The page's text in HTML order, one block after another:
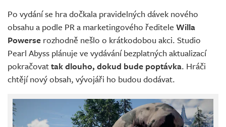
Po vydání se hra dočkala pravidelných dávek nového
obsahu a podle PR a marketingového ředitele Willa
Powerse rozhodně nešlo o krátkodobou akci. Studio
Pearl Abyss plánuje ve vydávání bezplatných aktualizací
pokračovattak dlouho, dokud bude poptávka. Hráči
chtějí nový obsah, vývojáři ho budou dodávat.